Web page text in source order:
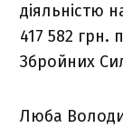
діяльністю
417 582 грн.
Збройних
Люба